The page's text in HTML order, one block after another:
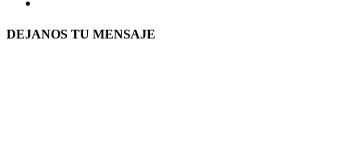
DEJANOS TU MENSAJE